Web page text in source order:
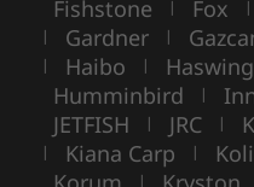
Fishstone | Fox |
| Gardner |
| Haibo | Haswing
Humminbird |
JETFISH | JRC |
| Kiana Carp |
|